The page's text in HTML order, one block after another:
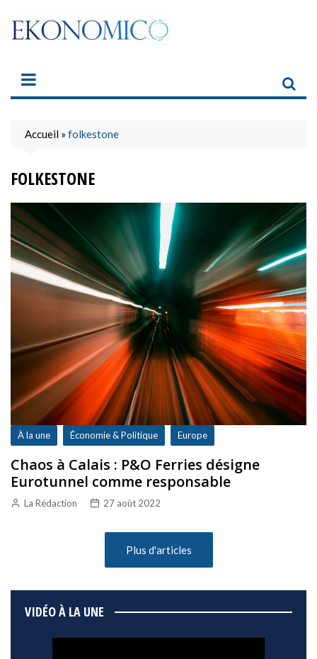
content
Accueil » folkestone
FOLKESTONE
À la une Économie & Politique Europe
Chaos à Calais : P&O Ferries désigne
Eurotunnel comme responsable
La Rédaction 27 août 2022
Plus d'articles
VIDÉO À LA UNE